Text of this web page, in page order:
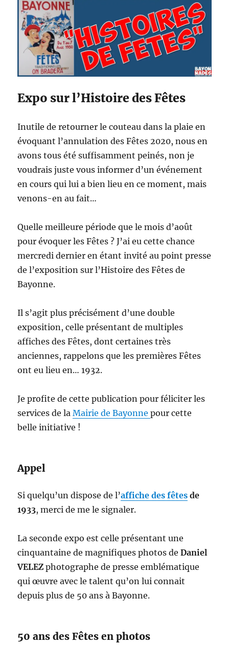
Expo sur l’Histoire des Fêtes
Inutile de retourner le couteau dans la plaie en
évoquant l’annulation des Fêtes 2020, nous en
avons tous été suffisamment peinés, non je
voudrais juste vous informer d’un événement
en cours qui lui a bien lieu en ce moment, mais
venons-en au fait…
Quelle meilleure période que le mois d’août
pour évoquer les Fêtes ? J’ai eu cette chance
mercredi dernier en étant invité au point presse
de l’exposition sur l’Histoire des Fêtes de
Bayonne.
Il s’agit plus précisément d’une double
exposition, celle présentant de multiples
affiches des Fêtes, dont certaines très
anciennes, rappelons que les premières Fêtes
ont eu lieu en… 1932.
Je profite de cette publication pour féliciter les
services de laMairie de Bayonnepour cette
belle initiative !
Appel
Si quelqu’un dispose de l’affiche des fêtes de
1933, merci de me le signaler.
La seconde expo est celle présentant une
cinquantaine de magnifiques photos deDaniel
VELEZ photographe de presse emblématique
qui œuvre avec le talent qu’on lui connait
depuis plus de 50 ans à Bayonne.
50 ans des Fêtes en photos